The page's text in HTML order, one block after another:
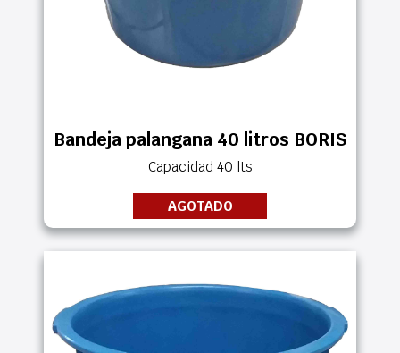
Bandeja palangana 40 litros BORIS
Capacidad 40 lts
AGOTADO